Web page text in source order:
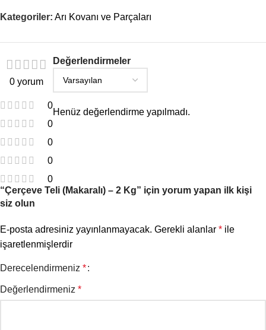
Kategoriler: Arı Kovanı ve Parçaları
0 yorum
0
0
0
0
0
Değerlendirmeler
Henüz değerlendirme yapılmadı.
“Çerçeve Teli (Makaralı) – 2 Kg” için yorum yapan ilk kişi
siz olun
E-posta adresiniz yayınlanmayacak. Gerekli alanlar * ile
işaretlenmişlerdir
Derecelendirmeniz *
Değerlendirmeniz *